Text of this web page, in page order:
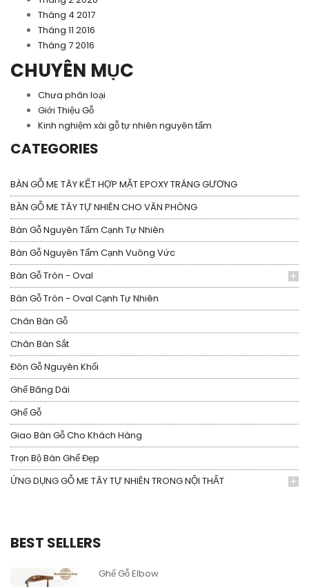
Tháng 4 2017
Tháng 11 2016
Tháng 7 2016
CHUYÊN MỤC
Chưa phân loại
Giới Thiệu Gỗ
Kinh nghiệm xài gỗ tự nhiên nguyên tấm
CATEGORIES
BÀN GỖ ME TÂY KẾT HỢP MẶT EPOXY TRÁNG GƯƠNG
BÀN GỖ ME TÂY TỰ NHIÊN CHO VĂN PHÒNG
Bàn Gỗ Nguyên Tấm Cạnh Tự Nhiên
Bàn Gỗ Nguyên Tấm Cạnh Vuông Vức
Bàn Gỗ Tròn - Oval
Bàn Gỗ Tròn - Oval Cạnh Tự Nhiên
Chân Bàn Gỗ
Chân Bàn Sắt
Đôn Gỗ Nguyên Khối
Ghế Băng Dài
Ghế Gỗ
Giao Bàn Gỗ Cho Khách Hàng
Trọn Bộ Bàn Ghế Đẹp
ỨNG DỤNG GỖ ME TÂY TỰ NHIÊN TRONG NỘI THẤT
BEST SELLERS
Ghế Gỗ Elbow